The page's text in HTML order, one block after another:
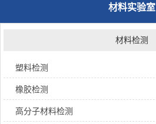
材料实验室
材料检测
塑料检测
橡胶检测
高分子材料检测